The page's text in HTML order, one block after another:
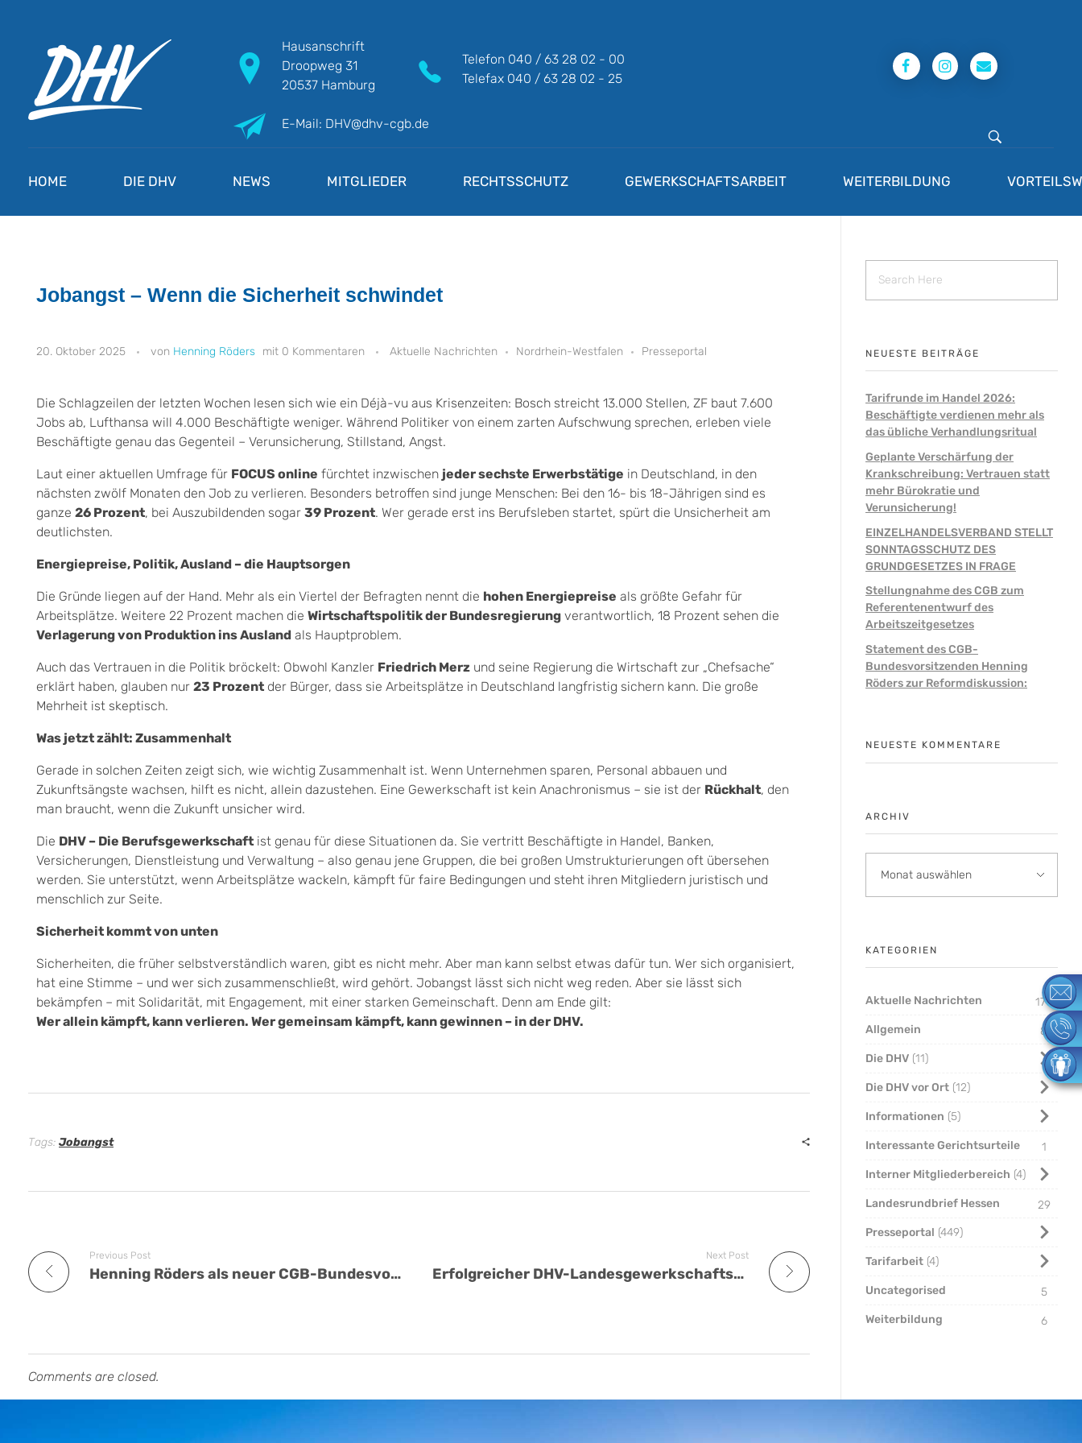
Hausanschrift
Droopweg 31
20537 Hamburg
Telefon 040 / 63 28 02 - 00
Telefax 040 / 63 28 02 - 25
E-Mail: DHV@dhv-cgb.de
HOME DIE DHV NEWS MITGLIEDER RECHTSSCHUTZ GEWERKSCHAFTSARBEIT WEITERBILDUNG
Jobangst – Wenn die Sicherheit schwindet
20. Oktober 2025 Henning Röders 0 Kommentaren Aktuelle Nachrichten Nordrhein-Westfalen Presseportal
Die Schlagzeilen der letzten Wochen lesen sich wie ein Déjà-vu aus Krisenzeiten: Bosch streicht 13.000 Stellen, ZF baut 7.600
Jobs ab, Lufthansa will 4.000 Beschäftigte weniger. Während Politiker von einem zarten Aufschwung sprechen, erleben viele
Beschäftigte genau das Gegenteil – Verunsicherung, Stillstand, Angst.
Laut einer aktuellen Umfrage für FOCUS online fürchtet inzwischen jeder sechste Erwerbstätige in Deutschland, in den
nächsten zwölf Monaten den Job zu verlieren. Besonders betroffen sind junge Menschen: Bei den 16- bis 18-Jährigen sind es
ganze 26 Prozent, bei Auszubildenden sogar 39 Prozent. Wer gerade erst ins Berufsleben startet, spürt die Unsicherheit am
deutlichsten.
Energiepreise, Politik, Ausland – die Hauptsorgen
Die Gründe liegen auf der Hand. Mehr als ein Viertel der Befragten nennt die hohen Energiepreise als größte Gefahr für
Arbeitsplätze. Weitere 22 Prozent machen die Wirtschaftspolitik der Bundesregierung verantwortlich, 18 Prozent sehen die
Verlagerung von Produktion ins Ausland als Hauptproblem.
Auch das Vertrauen in die Politik bröckelt: Obwohl Kanzler Friedrich Merz und seine Regierung die Wirtschaft zur „Chefsache“
erklärt haben, glauben nur 23 Prozent der Bürger, dass sie Arbeitsplätze in Deutschland langfristig sichern kann. Die große
Mehrheit ist skeptisch.
Was jetzt zählt: Zusammenhalt
Gerade in solchen Zeiten zeigt sich, wie wichtig Zusammenhalt ist. Wenn Unternehmen sparen, Personal abbauen und
Zukunftsängste wachsen, hilft es nicht, allein dazustehen. Eine Gewerkschaft ist kein Anachronismus – sie ist der Rückhalt, den
man braucht, wenn die Zukunft unsicher wird.
Die DHV – Die Berufsgewerkschaft ist genau für diese Situationen da. Sie vertritt Beschäftigte in Handel, Banken,
Versicherungen, Dienstleistung und Verwaltung – also genau jene Gruppen, die bei großen Umstrukturierungen oft übersehen
werden. Sie unterstützt, wenn Arbeitsplätze wackeln, kämpft für faire Bedingungen und steht ihren Mitgliedern juristisch und
menschlich zur Seite.
Sicherheit kommt von unten
Sicherheiten, die früher selbstverständlich waren, gibt es nicht mehr. Aber man kann selbst etwas dafür tun. Wer sich organisiert,
hat eine Stimme – und wer sich zusammenschließt, wird gehört. Jobangst lässt sich nicht weg reden. Aber sie lässt sich
bekämpfen – mit Solidarität, mit Engagement, mit einer starken Gemeinschaft. Denn am Ende gilt:
Wer allein kämpft, kann verlieren. Wer gemeinsam kämpft, kann gewinnen – in der DHV.
Tags: Jobangst
Previous Post
Henning Röders als neuer CGB-Bundesvorsitzender gewählt
Next Post
Erfolgreicher DHV-Landesgewerkschaftstag in Duisburg
Comments are closed.
NEUESTE BEITRÄGE
Tarifrunde im Handel 2026:
Beschäftigte verdienen mehr als
das übliche Verhandlungsritual
Geplante Verschärfung der
Krankschreibung: Vertrauen statt
mehr Bürokratie und
Verunsicherung!
EINZELHANDELSVERBAND STELLT
SONNTAGSSCHUTZ DES
GRUNDGESETZES IN FRAGE
Stellungnahme des CGB zum
Referentenentwurf des
Arbeitszeitgesetzes
Statement des CGB-
Bundesvorsitzenden Henning
Röders zur Reformdiskussion:
NEUESTE KOMMENTARE
ARCHIV
KATEGORIEN
Aktuelle Nachrichten
174
Allgemein
8
Die DHV 11
Die DHV vor Ort 12
Informationen 5
Interessante Gerichtsurteile
1
Interner Mitgliederbereich 4
Landesrundbrief Hessen
29
Presseportal 449
Tarifarbeit 4
Uncategorised
5
Weiterbildung
6